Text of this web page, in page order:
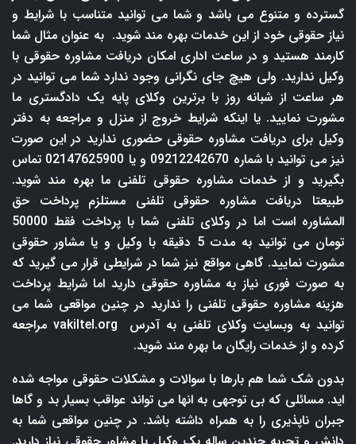
گسترده و متنوع می باشد و شما می توانید متناسب با شرایط و
نیاز حقوقی خود از این خدمات بهره مند شوید. به عنوان مثال شما
کارمند هستید و در ساعت اداری امکان دریافت مشاوره حقوقی با
وکیل ندارید. ولی هیچ جای نگرانی وجود ندارد شما می توانید در
هر ساعت از شبانه روز با برترین وکلای پایه یک دادگستری ما
مشورت نمایید. یا اینکه شرایط خروج از منزل و مراجعه به دفتر
وکیل برای دریافت مشاوره حقوقی حضوری ندارید در این صورت
نیز می توانید با شماره 09212242670 و یا 02147625900 تماس
بگیرید و از خدمات مشاوره حقوقی تلفنی ما بهره مند شوید.
طبیعتا دریافت مشاوره حقوقی تلفنی مستلزم پرداخت حق
المشاوره است اما در وکلای تلفنی شما با پرداخت فقط 50000
تومان می توانید به مدت 5 دقیقه با وکیل و یا مشاور حقوقی
مشورت نمایید. گاهی مواقع نیز شما در شرایطی قرار می گیرید که
به صورت فوری نیاز به مشاوره حقوقی دارید اما شرایط پرداخت
هزینه مشاوره حقوقی تلفنی را ندارید در چنین مواقعی شما می
توانید به وبسایت وکلای تلفنی به آدرس
vakiltel.org مراجعه
کرده و از خدمات رایگان ما بهره مند شوید.
بدون شک شما هم بارها با سوالات و مشکلات حقوقی مواجه شده
اید. مسائلی که بی توجهی به انها می تواند عواقب بسیار بد و گاها
جبران ناپذیری را به همراه داشته باشد. در چنین مواقعی شما به